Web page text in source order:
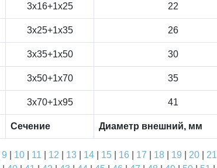
3x16+1x25 22
3x25+1x35 26
3x35+1x50 30
3x50+1x70 35
3x70+1x95 41
Сечение Диаметр внешний, мм
9 10| 11 12 13| 14| 15| 16 17 18| 19 20| 21